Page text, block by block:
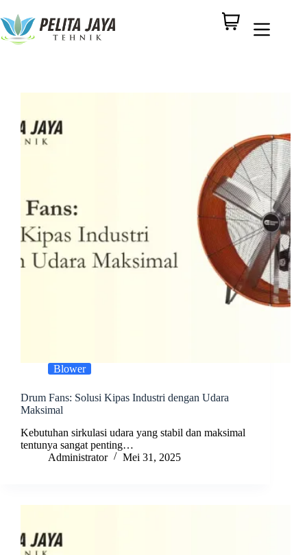
Blower
Drum Fans: Solusi Kipas Industri dengan Udara
Maksimal
Kebutuhan sirkulasi udara yang stabil dan maksimal
tentunya sangat penting…
Administrator
Mei 31, 2025